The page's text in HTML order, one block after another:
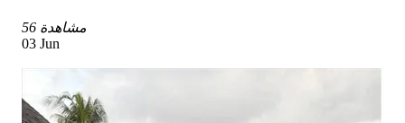
56 مشاهدة
03 Jun